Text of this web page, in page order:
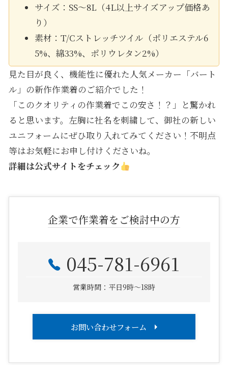
サイズ：SS〜8L（4L以上サイズアップ価格あ
り）
素材：T/Cストレッチツイル（ポリエステル6
5%、綿33%、ポリウレタン2%）
見た目が良く、機能性に優れた人気メーカー「バート
ル」の新作作業着のご紹介でした！
「このクオリティの作業着でこの安さ！？」と驚かれ
ると思います。左胸に社名を刺繍して、御社の新しい
ユニフォームにぜひ取り入れてみてください！不明点
等はお気軽にお申し付けくださいね。
詳細は公式サイト をチェック
企業で作業着をご検討中の方
045-781-6961
営業時間：平日9時～18時
お問い合わせフォーム